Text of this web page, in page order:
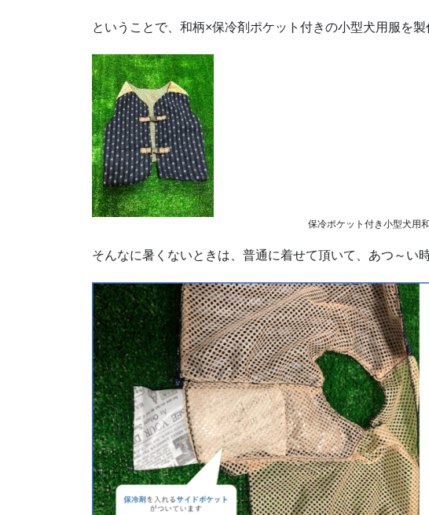
ということで、和柄×保冷剤ポケット付きの小型犬用服を製
保冷ポケット付き小型犬用
そんなに暑くないときは、普通に着せて頂いて、あつ～い